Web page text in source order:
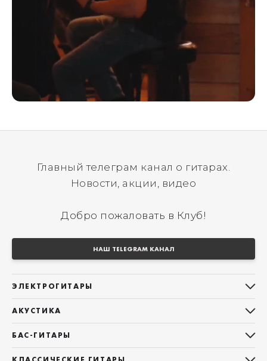
Главный телеграм канал о гитарах.
Новости, акции, видео
Добро пожаловать в Клуб!
НАШ TELEGRAM КАНАЛ
ЭЛЕКТРОГИТАРЫ
Telecaster
Les Paul
АКУСТИКА
БАС-ГИТАРЫ